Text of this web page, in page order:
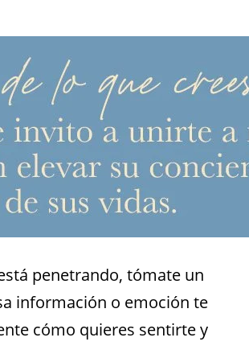
penetrando, tómate un
información o emoción te
cómo quieres sentirte y